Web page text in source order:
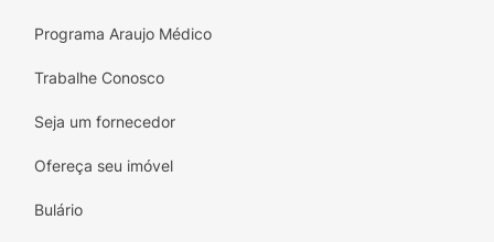
Programa Araujo Médico
Trabalhe Conosco
Seja um fornecedor
Ofereça seu imóvel
Bulário